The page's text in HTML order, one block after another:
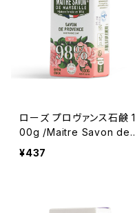
ローズ プロヴァンス石鹸 1
00g /Maitre Savon de
Marseille/メートル・サボ
¥437